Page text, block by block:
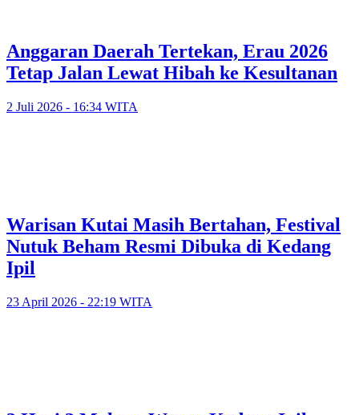
Anggaran Daerah Tertekan, Erau 2026
Tetap Jalan Lewat Hibah ke Kesultanan
2 Juli 2026 - 16:34 WITA
Warisan Kutai Masih Bertahan, Festival
Nutuk Beham Resmi Dibuka di Kedang
Ipil
23 April 2026 - 22:19 WITA